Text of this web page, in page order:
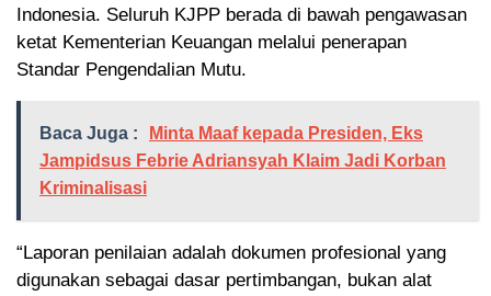
Indonesia. Seluruh KJPP berada di bawah pengawasan
ketat Kementerian Keuangan melalui penerapan
Standar Pengendalian Mutu.
Baca Juga :
Minta Maaf kepada Presiden, Eks
Jampidsus Febrie Adriansyah Klaim Jadi Korban
Kriminalisasi
“Laporan penilaian adalah dokumen profesional yang
digunakan sebagai dasar pertimbangan, bukan alat